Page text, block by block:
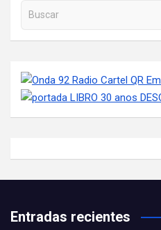
Buscar en la web
Entradas recientes